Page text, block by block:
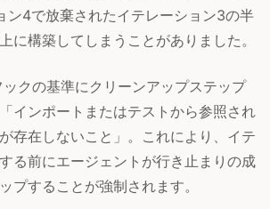
ン4で放棄されたイテレーション3の半
に構築してしまうことがありました。
ックの基準にクリーンアップステップ
インポートまたはテストから参照され
存在しないこと」。これにより、イテ
る前にエージェントが行き止まりの成
プすることが強制されます。